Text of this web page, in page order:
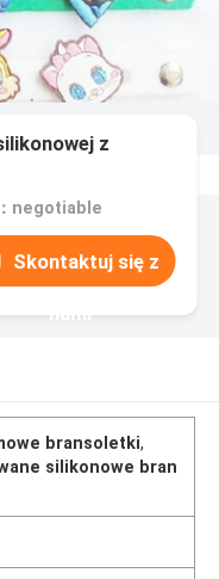
z
negotiable
Skontaktuj się z
nami
bransoletki,
silikonowe bran